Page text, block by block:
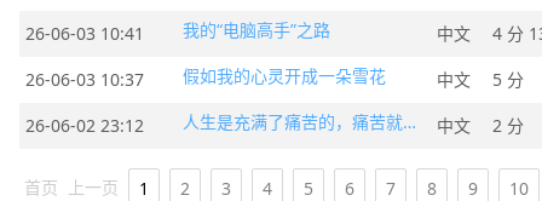
26-06-03 10:41
我的“电脑高手”之路 中文
4 分
26-06-03 10:37
假如我的心灵开成一朵雪花 中文
5 分
26-06-02 23:12
人生是充满了痛苦的，痛苦就是身体和心理的不自由 中文 2 分
首页 上一页 1 2 3 4 5 6 7 8 9 10